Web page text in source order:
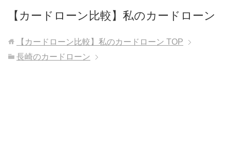
【カードローン比較】私のカードローン
【カードローン比較】私のカードローン TOP
長崎のカードローン